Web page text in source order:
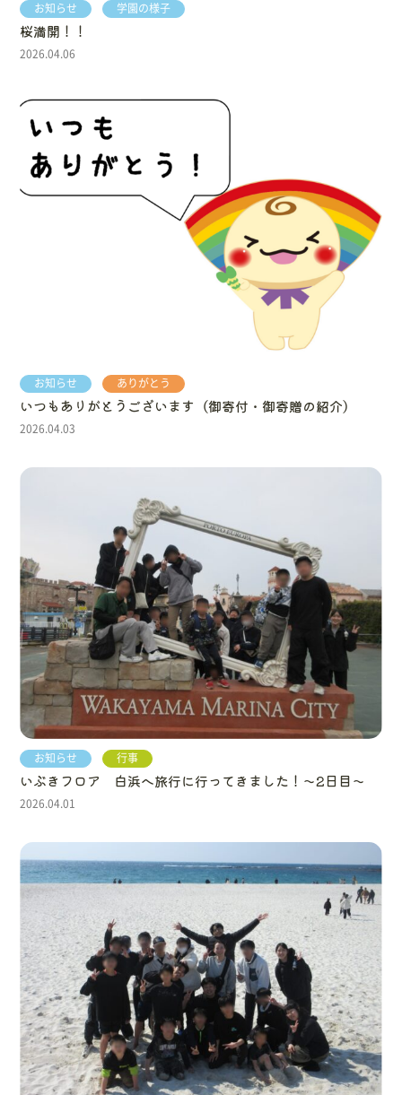
お知らせ 学園の様子
桜満開！！
2026.04.06
お知らせ ありがとう
いつもありがとうございます（御寄付・御寄贈の紹介）
2026.04.03
お知らせ 行事
いぶきフロア 白浜へ旅行に行ってきました！～2日目～
2026.04.01